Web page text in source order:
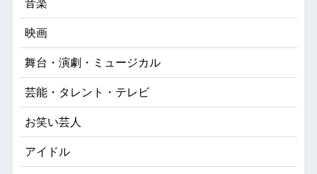
音楽
映画
舞台・演劇・ミュージカル
芸能・タレント・テレビ
お笑い芸人
アイドル